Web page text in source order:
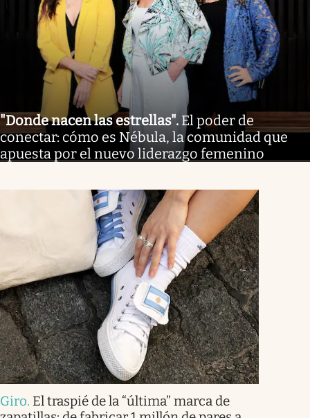
"Donde nacen las estrellas". El poder de
conectar: cómo es Nébula, la comunidad que
apuesta por el nuevo liderazgo femenino
Giro. El traspié de la “última” marca de